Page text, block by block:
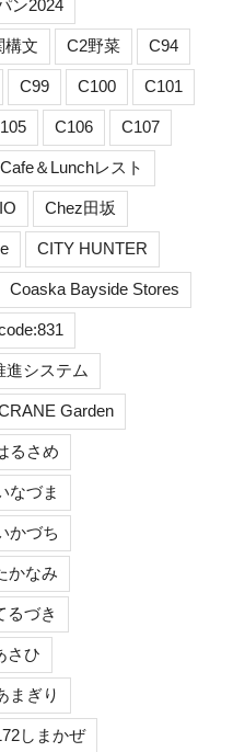
ン2024
構文 C2野菜 C94
C99 C100 C101
C106 C107
Cafe＆Lunchレスト
Chez田坂
CITY HUNTER
Coaska Bayside Stores
進システム
Garden
るさめ
なづま
かづち
かなみ
るづき
さひ
まぎり
しまかぜ